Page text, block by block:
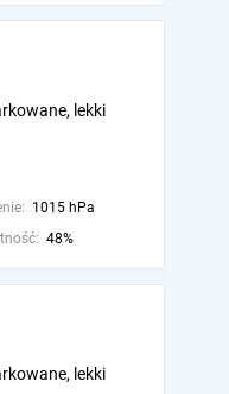
lekki
1015 hPa
48%
lekki